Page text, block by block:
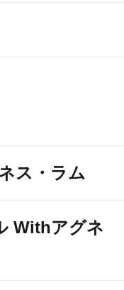
ス・ラム
Withアグネ